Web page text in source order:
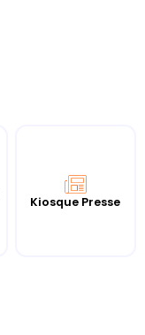
Kiosque Presse